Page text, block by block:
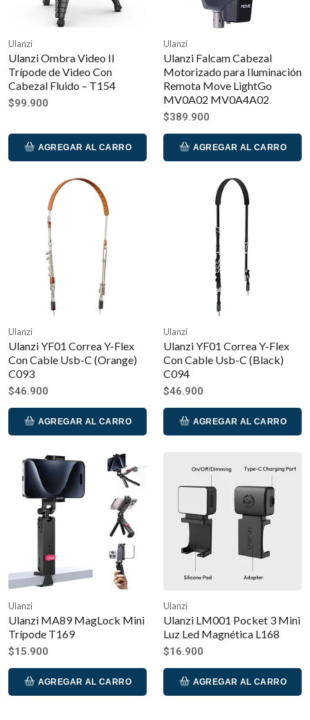
Ulanzi
Ulanzi Ombra Video II
Trípode de Video Con
Cabezal Fluido – T154
$99.900
AGREGAR AL CARRO
Ulanzi
Ulanzi Falcam Cabezal
Motorizado para Iluminación
Remota Move LightGo
MV0A02 MV0A4A02
$389.900
AGREGAR AL CARRO
Ulanzi
Ulanzi YF01 Correa Y-Flex
Con Cable Usb-C (Orange)
C093
$46.900
AGREGAR AL CARRO
Ulanzi
Ulanzi YF01 Correa Y-Flex
Con Cable Usb-C (Black)
C094
$46.900
AGREGAR AL CARRO
Ulanzi
Ulanzi MA89 MagLock Mini
Trípode T169
$15.900
AGREGAR AL CARRO
Ulanzi
Ulanzi LM001 Pocket 3 Mini
Luz Led Magnética L168
$16.900
AGREGAR AL CARRO